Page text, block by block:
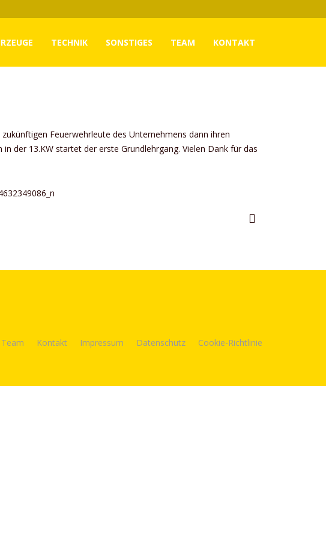
TECHNIK SONSTIGES TEAM KONTAKT
Feuerwehrleute des Unternehmens dann ihren
der 13.KW startet der erste Grundlehrgang. Vielen Dank für das
Team Kontakt Impressum Datenschutz Cookie-Richtlinie